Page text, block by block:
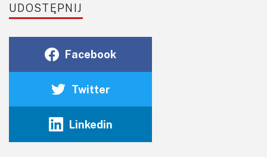
UDOSTĘPNIJ
Facebook
Twitter
Linkedin